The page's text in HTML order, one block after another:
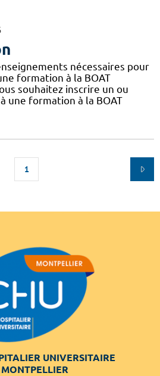
nécessaires pour
formation à la BOAT
souhaitez inscrire un ou
une formation à la BOAT
1
UNIVERSITAIRE